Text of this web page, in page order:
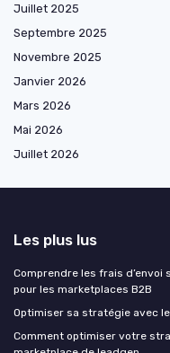
Juillet 2025
Septembre 2025
Novembre 2025
Janvier 2026
Mars 2026
Mai 2026
Juillet 2026
Les plus lus
Comprendre les frais d’envoi
pour les marketplaces B2B
Optimiser sa stratégie avec
Comment optimiser votre